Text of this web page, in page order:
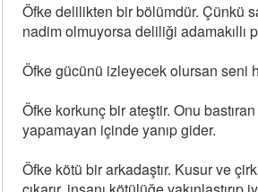
Öfke delilikten bir bölümdür. Çünkü
nadim olmuyorsa deliliği adamakıllı
Öfke gücünü izleyecek olursan seni
Öfke korkunç bir ateştir. Onu
yapamayan içinde yanıp gider.
Öfke kötü bir arkadaştır. Kusur ve